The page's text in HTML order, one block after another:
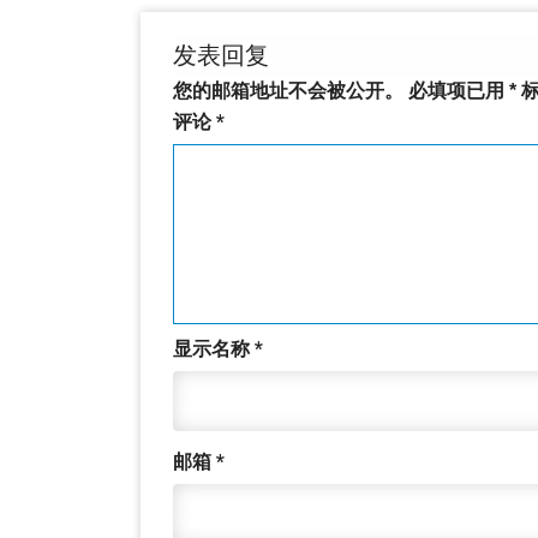
发表回复
您的邮箱地址不会被公开。 必填项已用 *
评论*
显示名称*
邮箱 *